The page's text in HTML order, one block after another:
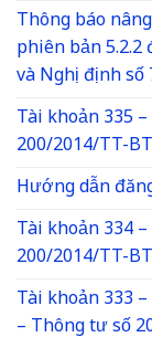
Thông báo
phiên bản
và Nghị định
Tài khoản 335
200/2014/TT-
Hướng dẫn
Tài khoản 334
200/2014/TT-
Tài khoản 333
– Thông tư số